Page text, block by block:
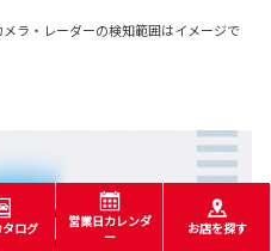
・レーダーの検知範囲はイメージで
ログ
営業日カレンダ
ー
お店を探す